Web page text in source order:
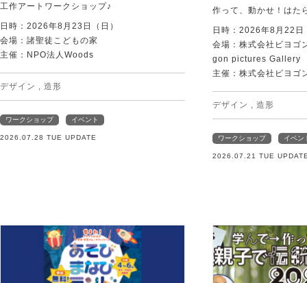
工作アートワークショップ♪
日時：2026年8月23日（日）
会場：諸聖徒こどもの家
主催：NPO法人Woods
デザイン 造形
ワークショップ イベント
2026.07.28 TUE UPDATE
作って、動かせ！はた
日時：2026年8月22日
会場：株式会社ビヨ
gon pictures Gallery
主催：株式会社ビヨゴ
デザイン 造形
ワークショップ イベン
2026.07.21 TUE